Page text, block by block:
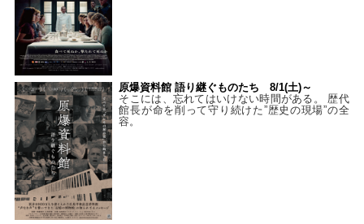
原爆資料館 語り継ぐものたち 8/1(土)～
そこには、忘れてはいけない時間がある。 歴代
館長が命を削って守り続けた”歴史の現場”の全
容。